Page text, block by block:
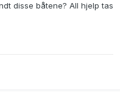
disse båtene? All hjelp tas